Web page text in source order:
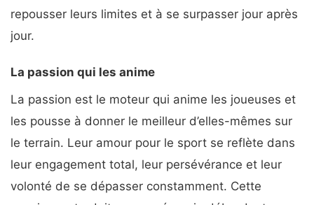
repousser leurs limites et à se surpasser jour après
jour.
La passion qui les anime
La passion est le moteur qui anime les joueuses et
les pousse à donner le meilleur d’elles-mêmes sur
le terrain. Leur amour pour le sport se reflète dans
leur engagement total, leur persévérance et leur
volonté de se dépasser constamment. Cette